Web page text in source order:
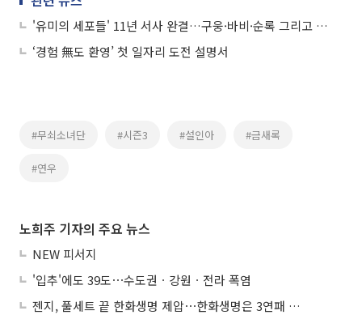
'유미의 세포들' 11년 서사 완결…구웅·바비·순록 그리고 유미
‘경험 無도 환영’ 첫 일자리 도전 설명서
#무쇠소녀단 #시즌3 #설인아 #금새록
#연우
노희주 기자의 주요 뉴스
NEW 피서지
'입추'에도 39도⋯수도권ㆍ강원ㆍ전라 폭염
젠지, 풀세트 끝 한화생명 제압⋯한화생명은 3연패 수렁